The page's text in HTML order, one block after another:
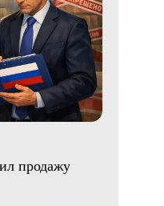
продажу